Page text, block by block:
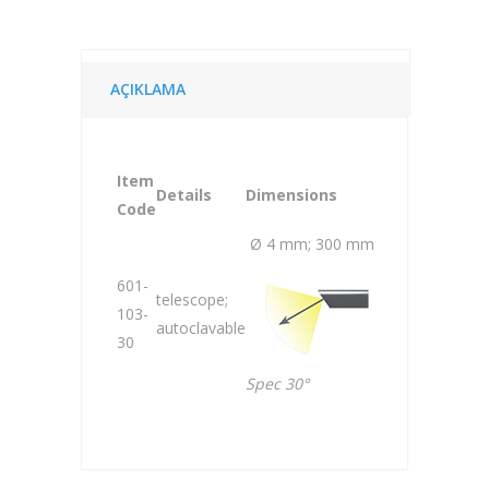
AÇIKLAMA
Item
Code
Details Dimensions
601-
103-
30
telescope;
autoclavable
Ø 4 mm; 300 mm
Spec 30°